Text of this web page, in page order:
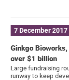
7 December 2017
Ginkgo Bioworks,
over $1 billion
Large fundraising
runway to keep